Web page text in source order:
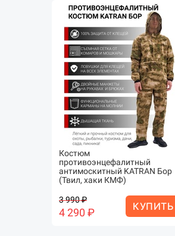
Костюм
противоэнцефалитный
антимоскитный KATRAN Бор
(Твил, хаки КМФ)
3 990 ₽
4 290 ₽ КУПИТЬ